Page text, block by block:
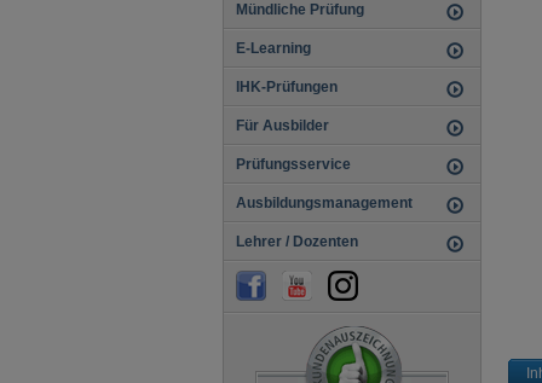
Büromanagement
Fachpraktiker / Fachpraktikerin im
Verkauf
Fachpraktiker / Fachpraktikerin Küche
(Beikoch)
Fotomedienfachmann /
Gestalter / Gestalterin für visuelles
Marketing
Hotelfachfrau / Hotelfachmann
Immobilienkauffrau /
Immobilienkaufmann
Industriekauffrau / Industriekaufmann
Investmentfondkaufmann /
Investmentfondkauffrau
IT-System-Elektroniker / IT-System-
Elektronikerin
Kaufmann/-frau für audiovisuelle
Medien
Mündliche Prüfung
E-Learning
IHK-Prüfungen
Für Ausbilder
Prüfungsservice
Ausbildungsmanagement
Lehrer / Dozenten